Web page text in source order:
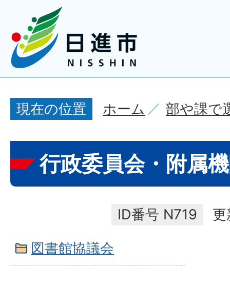
現在の位置 ホーム 部や課で
行政委員会・附属
ID番号 N719
図書館協議会